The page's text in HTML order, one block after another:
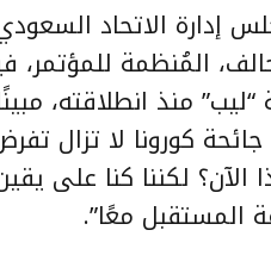
إدارة الاتحاد
المُنظمة
“ليب” منذ انطلاقته،
كورونا لا تزال
الآن؟ لكننا كنا على
المستقبل معًا”.